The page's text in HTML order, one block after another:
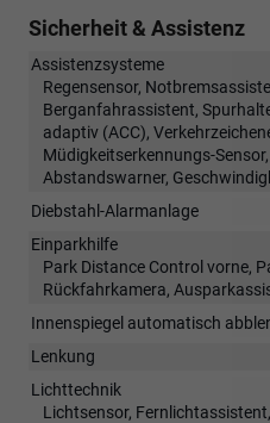
Sicherheit & Assistenz
Assistenzsysteme
Regensensor,
Berganfahrassistent,
adaptiv (ACC),
Müdigkeitserkennungs-
Abstandswarner,
Diebstahl-Alarmanlage
Einparkhilfe
Park Distance Control vorne,
Rückfahrkamera,
Innenspiegel automatisch
Lenkung
Lichttechnik
Lichtsensor,